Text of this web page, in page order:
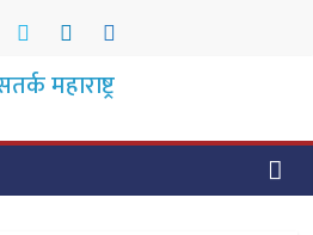
सतर्क
महाराष्ट्र